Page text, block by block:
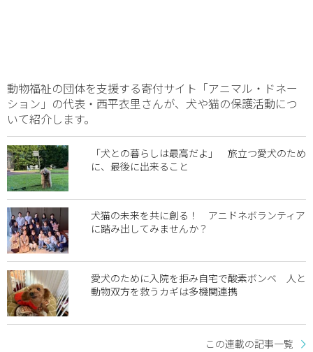
動物福祉の団体を支援する寄付サイト「アニマル・ドネー
ション」の代表・西平衣里さんが、犬や猫の保護活動につ
いて紹介します。
「犬との暮らしは最高だよ」 旅立つ愛犬のため
に、最後に出来ること
犬猫の未来を共に創る！ アニドネボランティア
に踏み出してみませんか？
愛犬のために入院を拒み自宅で酸素ボンベ 人と
動物双方を救うカギは多機関連携
この連載の記事一覧